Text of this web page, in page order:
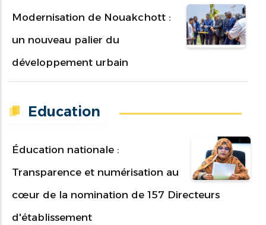
Modernisation de Nouakchott :
un nouveau palier du
développement urbain
Education
Éducation nationale :
Transparence et numérisation au
cœur de la nomination de 157 Directeurs
d'établissement